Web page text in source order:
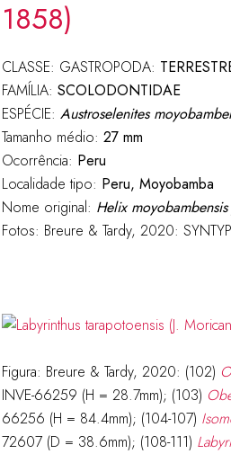
1858)
CLASSE: GASTROPODA:
FAMÍLIA: SCOLODONTIDAE
ESPÉCIE: Austroselenites
Tamanho médio: 27 mm
Ocorrência: Peru
Localidade tipo: Peru, Moyobamba
Nome original: Helix moyobambensis
Fotos: Breure & Tardy, 2020:
Figura: Breure & Tardy, 2020: (102)
INVE-66259 (H = 28.7mm); (103)
66256 (H = 84.4mm); (104-107)
72607 (D = 38.6mm); (108-111)